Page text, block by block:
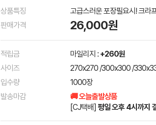
상품특징
고급스러운 포장필요시! 크라
판매가격
26,000원
적립금 마일리지 : +260원
사이즈
270x270 /300x300 /
입수량
1000장
발송마감
🚚 오늘출발상품
[CJ택배] 평일 오후 4시까지